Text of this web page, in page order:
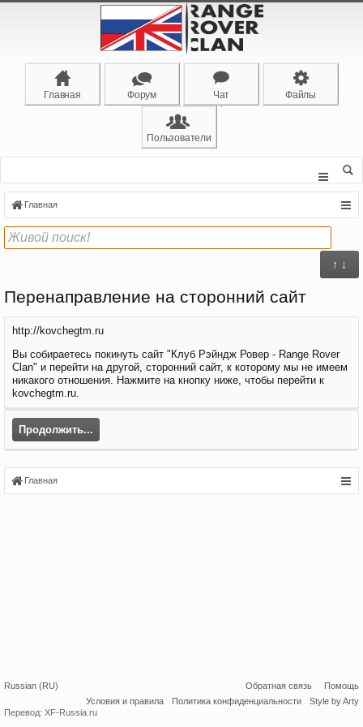
Главная Форум Чат Файлы
Пользователи
Главная
↑ ↓
Перенаправление на сторонний сайт
http://kovchegtm.ru
Вы собираетесь покинуть сайт "Клуб Рэйндж Ровер - Range Rover
Clan" и перейти на другой, сторонний сайт, к которому мы не имеем
никакого отношения. Нажмите на кнопку ниже, чтобы перейти к
kovchegtm.ru.
Продолжить...
Главная
Russian (RU) Обратная связь
Помощь
Условия и правила
Политика конфиденциальности
Style by Arty
Перевод: XF-Russia.ru